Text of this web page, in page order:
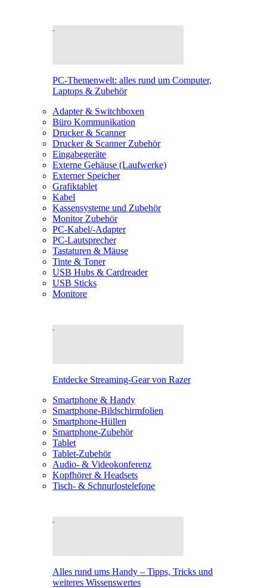
PC-Themenwelt: alles rund um Computer,
Laptops & Zubehör
Adapter & Switchboxen
Büro Kommunikation
Drucker & Scanner
Drucker & Scanner Zubehör
Eingabegeräte
Externe Gehäuse (Laufwerke)
Externer Speicher
Grafiktablet
Kabel
Kassensysteme und Zubehör
Monitor Zubehör
PC-Kabel/-Adapter
PC-Lautsprecher
Tastaturen & Mäuse
Tinte & Toner
USB Hubs & Cardreader
USB Sticks
Monitore
Entdecke Streaming-Gear von Razer
Smartphone & Handy
Smartphone-Bildschirmfolien
Smartphone-Hüllen
Smartphone-Zubehör
Tablet
Tablet-Zubehör
Audio- & Videokonferenz
Kopfhörer & Headsets
Tisch- & Schnurlostelefone
Alles rund ums Handy – Tipps, Tricks und
weiteres Wissenswertes